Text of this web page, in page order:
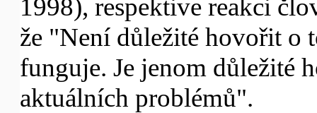
1998), respektive reakci
že "Není důležité hovořit o
funguje. Je jenom důležité
aktuálních problémů".